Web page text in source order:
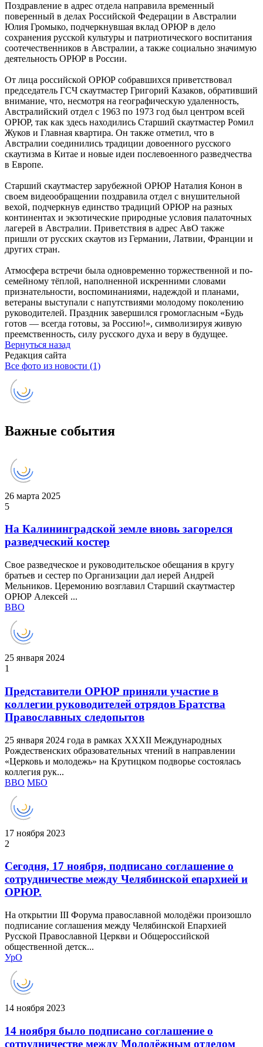
Поздравление в адрес отдела направила временный
поверенный в делах Российской Федерации в Австралии
Юлия Громыко, подчеркнувшая вклад ОРЮР в дело
сохранения русской культуры и патриотического воспитания
соотечественников в Австралии, а также социально значимую
деятельность ОРЮР в России.
От лица российской ОРЮР собравшихся приветствовал
председатель ГСЧ скаутмастер Григорий Казаков, обративший
внимание, что, несмотря на географическую удаленность,
Австралийский отдел с 1963 по 1973 год был центром всей
ОРЮР, так как здесь находились Старший скаутмастер Ромил
Жуков и Главная квартира. Он также отметил, что в
Австралии соединились традиции довоенного русского
скаутизма в Китае и новые идеи послевоенного разведчества
в Европе.
Старший скаутмастер зарубежной ОРЮР Наталия Конон в
своем видеообращении поздравила отдел с внушительной
вехой, подчеркнув единство традиций ОРЮР на разных
континентах и экзотические природные условия палаточных
лагерей в Австралии. Приветствия в адрес АвО также
пришли от русских скаутов из Германии, Латвии, Франции и
других стран.
Атмосфера встречи была одновременно торжественной и по-
семейному тёплой, наполненной искренними словами
признательности, воспоминаниями, надеждой и планами,
ветераны выступали с напутствиями молодому поколению
руководителей. Праздник завершился громогласным «Будь
готов — всегда готовы, за Россию!», символизируя живую
преемственность, силу русского духа и веру в будущее.
Вернуться назад
Редакция сайта
Все фото из новости (1)
Важные события
26 марта 2025
5
На Калининградской земле вновь загорелся
разведческий костер
Свое разведческое и руководительское обещания в кругу
братьев и сестер по Организации дал иерей Андрей
Мельников. Церемонию возглавил Старший скаутмастер
ОРЮР Алексей ...
ВВО
25 января 2024
1
Представители ОРЮР приняли участие в
коллегии руководителей отрядов Братства
Православных следопытов
25 января 2024 года в рамках XXXII Международных
Рождественских образовательных чтений в направлении
«Церковь и молодежь» на Крутицком подворье состоялась
коллегия рук...
ВВО МБО
17 ноября 2023
2
Сегодня, 17 ноября, подписано соглашение о
сотрудничестве между Челябинской епархией и
ОРЮР.
На открытии III Форума православной молодёжи произошло
подписание соглашения между Челябинской Епархией
Русской Православной Церкви и Общероссийской
общественной детск...
УрО
14 ноября 2023
14 ноября было подписано соглашение о
сотрудничестве между Молодёжным отделом